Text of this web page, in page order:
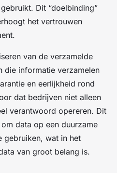
Dit “doelbinding”
het vertrouwen
van de verzamelde
die informatie verzamelen
en eerlijkheid rond
dat bedrijven niet alleen
verantwoord opereren. Dit
data op een duurzame
gebruiken, wat in het
van groot belang is.